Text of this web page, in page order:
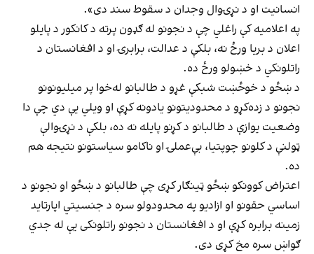
انسانیت او د نړۍوال وجدان د سقوط سند دی».
په اعلامیه کې راغلي چې د نجونو له ګډون پرته د کانکور د پایلو
اعلان د بریا ورځ نه، بلکې د عدالت، برابرۍ او د افغانستان د
راتلونکي د خښولو ورځ ده.
د ښځو د خوځښت شبکې غړو د طالبانو له‌خوا پر میلیونونو
نجونو د زده‌کړو د محدودیتونو یادونه کړې او ویلي یې دي چې دا
وضعیت یوازې د طالبانو د کړنو پایله نه ده، بلکې د نړۍوالې
ټولنې د کلونو چوپتیا، بې‌عملۍ او ناکامو سیاستونو نتیجه هم
ده.
اعتراض کوونکو ښځو ټینګار کړی چې طالبانو د ښځو او نجونو د
اساسي حقونو او ازادیو په محدودولو سره د جنسیتي اپارتاید
زمینه برابره کړې او د افغانستان د نجونو راتلونکی یې له جدي
ګواښ سره مخ کړی دی.